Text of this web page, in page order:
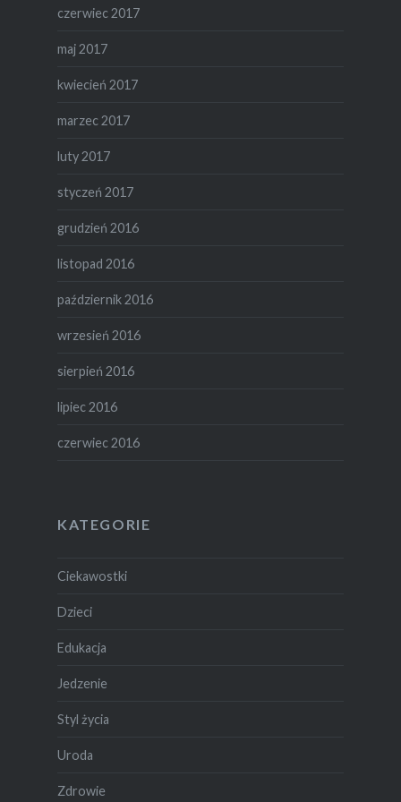
czerwiec 2017
maj 2017
kwiecień 2017
marzec 2017
luty 2017
styczeń 2017
grudzień 2016
listopad 2016
październik 2016
wrzesień 2016
sierpień 2016
lipiec 2016
czerwiec 2016
KATEGORIE
Ciekawostki
Dzieci
Edukacja
Jedzenie
Styl życia
Uroda
Zdrowie